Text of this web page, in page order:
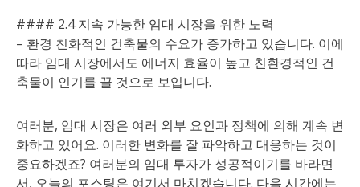
#### 2.4 지속 가능한 임대 시장을 위한 노력
– 환경 친화적인 건축물의 수요가 증가하고 있습니다. 이에
따라 임대 시장에서도 에너지 효율이 높고 친환경적인 건
축물이 인기를 끌 것으로 보입니다.
여러분, 임대 시장은 여러 외부 요인과 정책에 의해 계속 변
화하고 있어요. 이러한 변화를 잘 파악하고 대응하는 것이
중요하겠죠? 여러분의 임대 투자가 성공적이기를 바라면
서, 오늘의 포스팅은 여기서 마치겠습니다. 다음 시간에는